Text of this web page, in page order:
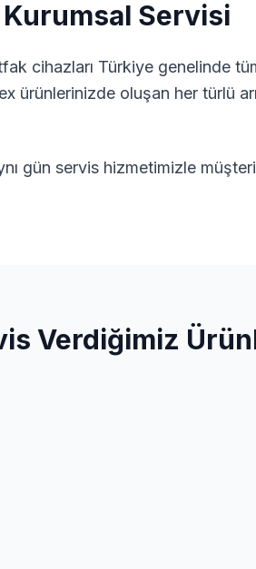
Servisi
cihazları Türkiye genelinde
ürünlerinizde oluşan her türlü
gün servis hizmetimizle
Verdiğimiz